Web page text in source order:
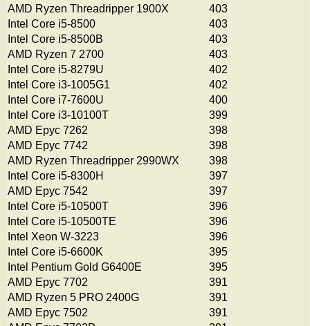
AMD Ryzen Threadripper 1900X
403
Intel Core i5-8500
403
Intel Core i5-8500B
403
AMD Ryzen 7 2700
403
Intel Core i5-8279U
402
Intel Core i3-1005G1
402
Intel Core i7-7600U
400
Intel Core i3-10100T
399
AMD Epyc 7262
398
AMD Epyc 7742
398
AMD Ryzen Threadripper 2990WX
398
Intel Core i5-8300H
397
AMD Epyc 7542
397
Intel Core i5-10500T
396
Intel Core i5-10500TE
396
Intel Xeon W-3223
396
Intel Core i5-6600K
395
Intel Pentium Gold G6400E
395
AMD Epyc 7702
391
AMD Ryzen 5 PRO 2400G
391
AMD Epyc 7502
391